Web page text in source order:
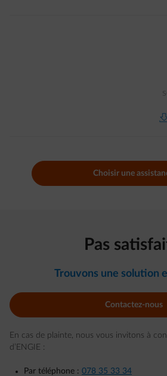
Choisir une
Pas
Trouvons une solution
Contactez-nous
En cas de plainte, nous vous invitons à
d’ENGIE :
Par téléphone : 078 35 33 34